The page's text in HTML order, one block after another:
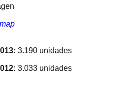
3.190 unidades
3.033 unidades